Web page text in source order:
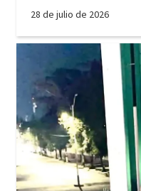
28 de julio de 2026